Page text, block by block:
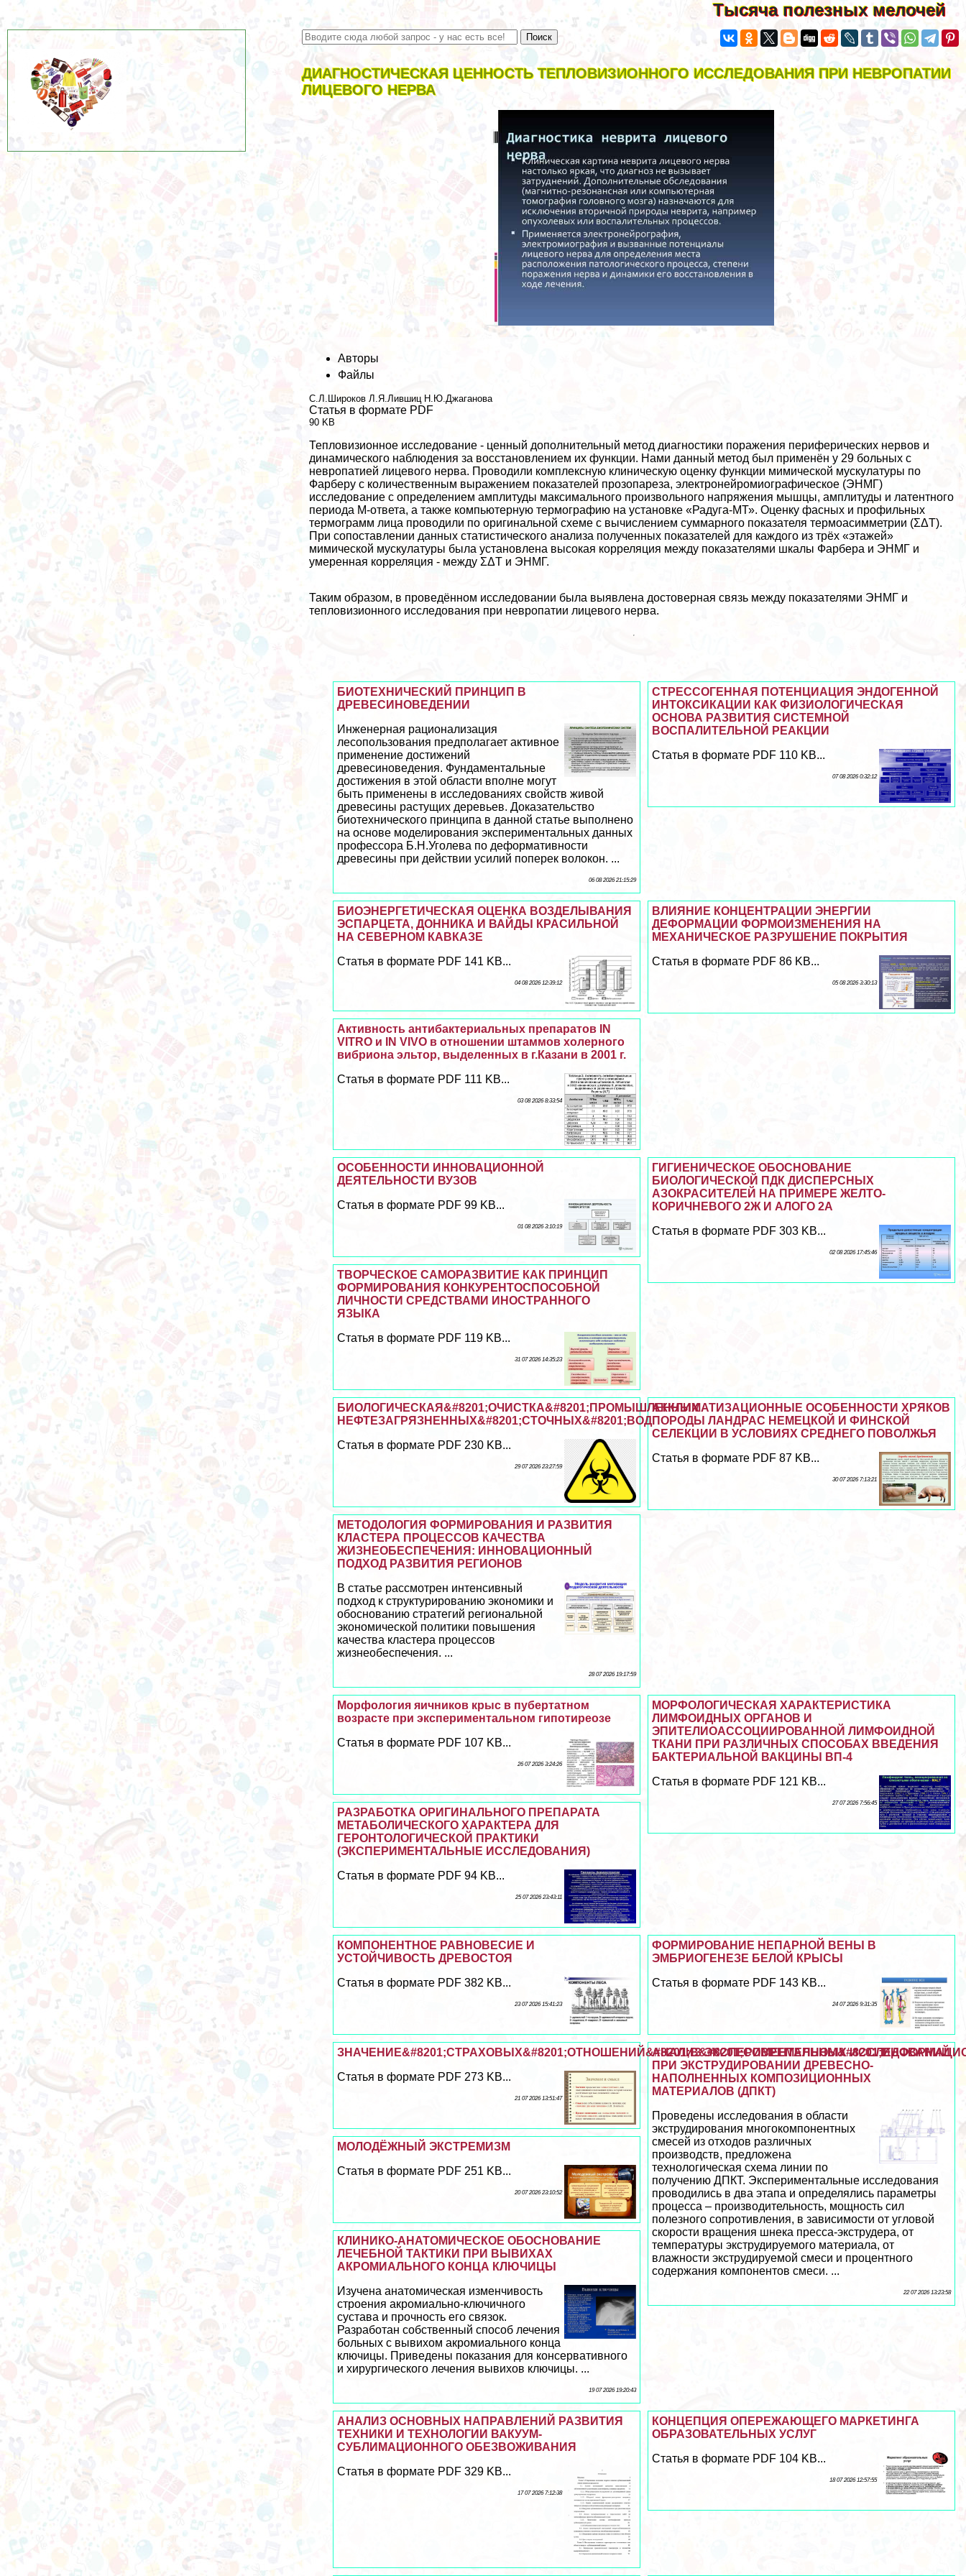
Тысяча полезных мелочей
ДИАГНОСТИЧЕСКАЯ ЦЕННОСТЬ ТЕПЛОВИЗИОННОГО ИССЛЕДОВАНИЯ ПРИ НЕВРОПАТИИ
ЛИЦЕВОГО НЕРВА
Авторы
Файлы
С.Л.ШироковЛ.Я.Лившиц Н.Ю.Джаганова
Статья в формате PDF
90 KB
Тепловизионное исследование - ценный дополнительный метод диагностики поражения периферических нервов и
динамического наблюдения за восстановлением их функции. Нами данный метод был применён у 29 больных с
невропатией лицевого нерва. Проводили комплексную клиническую оценку функции мимической мускулатуры по
Фарберу с количественным выражением показателей прозопареза, электронейромиографическое (ЭНМГ)
исследование с определением амплитуды максимального произвольного напряжения мышцы, амплитуды и латентного
периода М-ответа, а также компьютерную термографию на установке «Радуга-МТ». Оценку фасных и профильных
термограмм лица проводили по оригинальной схеме с вычислением суммарного показателя термоасимметрии (ΣΔT).
При сопоставлении данных статистического анализа полученных показателей для каждого из трёх «этажей»
мимической мускулатуры была установлена высокая корреляция между показателями шкалы Фарбера и ЭНМГ и
умеренная корреляция - между ΣΔT и ЭНМГ.
Таким образом, в проведённом исследовании была выявлена достоверная связь между показателями ЭНМГ и
тепловизионного исследования при невропатии лицевого нерва.
СТРЕССОГЕННАЯ ПОТЕНЦИАЦИЯ ЭНДОГЕННОЙ
ИНТОКСИКАЦИИ КАК ФИЗИОЛОГИЧЕСКАЯ
ОСНОВА РАЗВИТИЯ СИСТЕМНОЙ
ВОСПАЛИТЕЛЬНОЙ РЕАКЦИИ
Статья в формате PDF 110 KB...
07 08 2026 0:32:12
БИОТЕХНИЧЕСКИЙ ПРИНЦИП В
ДРЕВЕСИНОВЕДЕНИИ
Инженерная рационализация
лесопользования предполагает активное
применение достижений
древесиноведения. Фундаментальные
достижения в этой области вполне могут
быть применены в исследованиях свойств живой
древесины растущих деревьев. Доказательство
биотехнического принципа в данной статье выполнено
на основе моделирования экспериментальных данных
профессора Б.Н.Уголева по деформативности
древесины при действии усилий поперек волокон. ...
06 08 2026 21:15:29
ВЛИЯНИЕ КОНЦЕНТРАЦИИ ЭНЕРГИИ
ДЕФОРМАЦИИ ФОРМОИЗМЕНЕНИЯ НА
МЕХАНИЧЕСКОЕ РАЗРУШЕНИЕ ПОКРЫТИЯ
Статья в формате PDF 86 KB...
05 08 2026 3:30:13
БИОЭНЕРГЕТИЧЕСКАЯ ОЦЕНКА ВОЗДЕЛЫВАНИЯ
ЭСПАРЦЕТА, ДОННИКА И ВАЙДЫ КРАСИЛЬНОЙ
НА СЕВЕРНОМ КАВКАЗЕ
Статья в формате PDF 141 KB...
04 08 2026 12:39:12
Активность антибактериальных препаратов IN
VITRO и IN VIVO в отношении штаммов холерного
вибриона эльтор, выделенных в г.Казани в 2001 г.
Статья в формате PDF 111 KB...
03 08 2026 8:33:54
ГИГИЕНИЧЕСКОЕ ОБОСНОВАНИЕ
БИОЛОГИЧЕСКОЙ ПДК ДИСПЕРСНЫХ
АЗОКРАСИТЕЛЕЙ НА ПРИМЕРЕ ЖЕЛТО-
КОРИЧНЕВОГО 2Ж И АЛОГО 2А
Статья в формате PDF 303 KB...
02 08 2026 17:45:46
ОСОБЕННОСТИ ИННОВАЦИОННОЙ
ДЕЯТЕЛЬНОСТИ ВУЗОВ
Статья в формате PDF 99 KB...
01 08 2026 3:10:19
ТВОРЧЕСКОЕ САМОРАЗВИТИЕ КАК ПРИНЦИП
ФОРМИРОВАНИЯ КОНКУРЕНТОСПОСОБНОЙ
ЛИЧНОСТИ СРЕДСТВАМИ ИНОСТРАННОГО
ЯЗЫКА
Статья в формате PDF 119 KB...
31 07 2026 14:35:23
АККЛИМАТИЗАЦИОННЫЕ ОСОБЕННОСТИ ХРЯКОВ
ПОРОДЫ ЛАНДРАС НЕМЕЦКОЙ И ФИНСКОЙ
СЕЛЕКЦИИ В УСЛОВИЯХ СРЕДНЕГО ПОВОЛЖЬЯ
Статья в формате PDF 87 KB...
30 07 2026 7:13:21
БИОЛОГИЧЕСКАЯ&#8201;ОЧИСТКА&#8201;ПРОМЫШЛЕННЫХ
НЕФТЕЗАГРЯЗНЕННЫХ&#8201;СТОЧНЫХ&#8201;ВОД
Статья в формате PDF 230 KB...
29 07 2026 23:27:59
МЕТОДОЛОГИЯ ФОРМИРОВАНИЯ И РАЗВИТИЯ
КЛАСТЕРА ПРОЦЕССОВ КАЧЕСТВА
ЖИЗНЕОБЕСПЕЧЕНИЯ: ИННОВАЦИОННЫЙ
ПОДХОД РАЗВИТИЯ РЕГИОНОВ
В статье рассмотрен интенсивный
подход к структурированию экономики и
обоснованию стратегий региональной
экономической политики повышения
качества кластера процессов
жизнеобеспечения. ...
28 07 2026 19:17:59
МОРФОЛОГИЧЕСКАЯ ХАРАКТЕРИСТИКА
ЛИМФОИДНЫХ ОРГАНОВ И
ЭПИТЕЛИОАССОЦИИРОВАННОЙ ЛИМФОИДНОЙ
ТКАНИ ПРИ РАЗЛИЧНЫХ СПОСОБАХ ВВЕДЕНИЯ
БАКТЕРИАЛЬНОЙ ВАКЦИНЫ ВП-4
Статья в формате PDF 121 KB...
27 07 2026 7:56:45
Морфология яичников крыс в пубертатном
возрасте при экспериментальном гипотиреозе
Статья в формате PDF 107 KB...
26 07 2026 3:24:26
РАЗРАБОТКА ОРИГИНАЛЬНОГО ПРЕПАРАТА
МЕТАБОЛИЧЕСКОГО ХАРАКТЕРА ДЛЯ
ГЕРОНТОЛОГИЧЕСКОЙ ПРАКТИКИ
(ЭКСПЕРИМЕНТАЛЬНЫЕ ИССЛЕДОВАНИЯ)
Статья в формате PDF 94 KB...
25 07 2026 23:43:11
ФОРМИРОВАНИЕ НЕПАРНОЙ ВЕНЫ В
ЭМБРИОГЕНЕЗЕ БЕЛОЙ КРЫСЫ
Статья в формате PDF 143 KB...
24 07 2026 9:31:35
КОМПОНЕНТНОЕ РАВНОВЕСИЕ И
УСТОЙЧИВОСТЬ ДРЕВОСТОЯ
Статья в формате PDF 382 KB...
23 07 2026 15:41:23
АНАЛИЗ ЭКСПЕРИМЕНТАЛЬНЫХ ИССЛЕДОВАНИЙ
ПРИ ЭКСТРУДИРОВАНИИ ДРЕВЕСНО-
НАПОЛНЕННЫХ КОМПОЗИЦИОННЫХ
МАТЕРИАЛОВ (ДПКТ)
Проведены исследования в области
экструдирования многокомпонентных
смесей из отходов различных
производств, предложена
технологическая схема линии по
получению ДПКТ. Экспериментальные исследования
проводились в два этапа и определялись параметры
процесса – производительность, мощность сил
полезного сопротивления, в зависимости от угловой
скорости вращения шнека пресса-экструдера, от
температуры экструдируемого материала, от
влажности экструдируемой смеси и процентного
содержания компонентов смеси. ...
22 07 2026 13:23:58
Статья в формате PDF 273 KB...
21 07 2026 13:51:47
МОЛОДЁЖНЫЙ ЭКСТРЕМИЗМ
Статья в формате PDF 251 KB...
20 07 2026 23:10:52
КЛИНИКО-АНАТОМИЧЕСКОЕ ОБОСНОВАНИЕ
ЛЕЧЕБНОЙ ТАКТИКИ ПРИ ВЫВИХАХ
АКРОМИАЛЬНОГО КОНЦА КЛЮЧИЦЫ
Изучена анатомическая изменчивость
строения акромиально-ключичного
сустава и прочность его связок.
Разработан собственный способ лечения
больных с вывихом акромиального конца
ключицы. Приведены показания для консервативного
и хирургического лечения вывихов ключицы. ...
19 07 2026 19:20:43
КОНЦЕПЦИЯ ОПЕРЕЖАЮЩЕГО МАРКЕТИНГА
ОБРАЗОВАТЕЛЬНЫХ УСЛУГ
Статья в формате PDF 104 KB...
18 07 2026 12:57:55
АНАЛИЗ ОСНОВНЫХ НАПРАВЛЕНИЙ РАЗВИТИЯ
ТЕХНИКИ И ТЕХНОЛОГИИ ВАКУУМ-
СУБЛИМАЦИОННОГО ОБЕЗВОЖИВАНИЯ
Статья в формате PDF 329 KB...
17 07 2026 7:12:38